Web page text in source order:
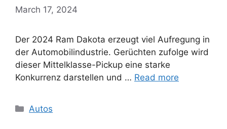
March 17, 2024
Der 2024 Ram Dakota erzeugt viel Aufregung in
der Automobilindustrie. Gerüchten zufolge wird
dieser Mittelklasse-Pickup eine starke
Konkurrenz darstellen und … Read more
Categories
Autos